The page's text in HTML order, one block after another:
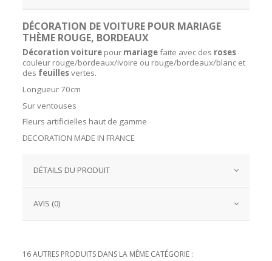
DÉCORATION DE VOITURE POUR MARIAGE
THÈME ROUGE, BORDEAUX
Décoration voiture pour mariagefaite avec des roses
couleur rouge/bordeaux/ivoire ou rouge/bordeaux/blanc et
des feuillesvertes.
Longueur 70cm
Sur ventouses
Fleurs artificielles haut de gamme
DECORATION MADE IN FRANCE
DÉTAILS DU PRODUIT
AVIS (0)
16 AUTRES PRODUITS DANS LA MÊME CATÉGORIE :